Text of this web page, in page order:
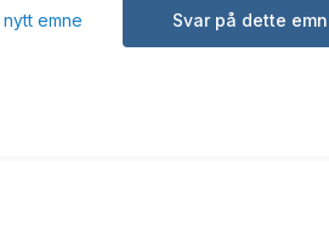
Svar på dette
nytt emne